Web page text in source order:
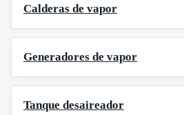
Calderas de vapor
Generadores de vapor
Tanque desaireador